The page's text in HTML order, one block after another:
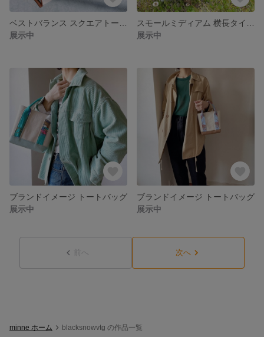
展示中
展示中
ブランドイメージ トートバッグ
展示中
ブランドイメージ トートバッグ
展示中
前へ 次へ
minne ホーム blacksnowvtg の作品一覧